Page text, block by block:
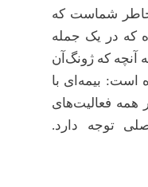
شماست که
که در یک جمله
آنچه که ژونگ‌آن
است: بیمه‌ای با
همه فعالیت‌های
توجه دارد.